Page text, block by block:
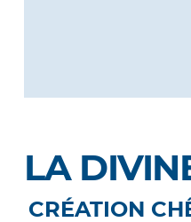
LA
CRÉATION